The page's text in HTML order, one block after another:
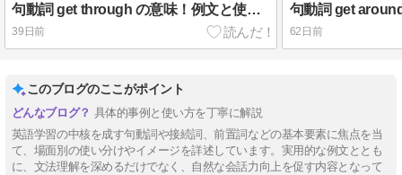
句動詞 get through の意味！例文と使い方を解説します
39日前 62日前
このブログのここがポイント
具体的事例と使い方を丁寧に解説
英語学習の中核を成す句動詞や接続詞、前置詞などの基本要素に焦点を当
て、場面別の使い分けやイメージを詳述しています。実用的な例文ととも
に、文法理解を深めるだけでなく、自然な会話力向上を促す内容となって